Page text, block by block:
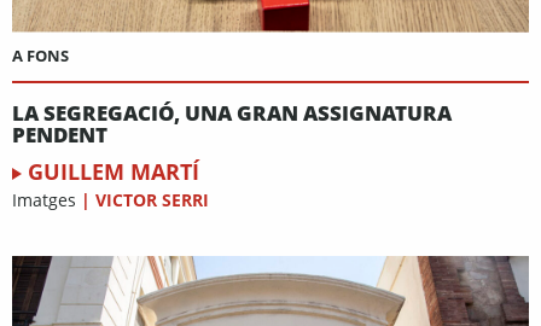
A FONS
LA SEGREGACIÓ, UNA GRAN ASSIGNATURA
PENDENT
GUILLEM MARTÍ
Imatges | VICTOR SERRI